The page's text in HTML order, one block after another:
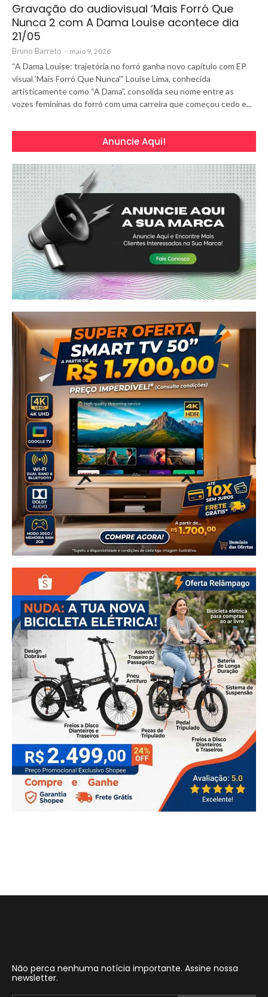
Gravação do audiovisual ‘Mais Forró Que
Nunca 2 com A Dama Louise acontece dia
21/05
Bruno Barreto - maio 9, 2026
“A Dama Louise: trajetória no forró ganha novo capítulo com EP
visual ‘Mais Forró Que Nunca'” Louise Lima, conhecida
artisticamente como “A Dama”, consolida seu nome entre as
vozes femininas do forró com uma carreira que começou cedo e...
Anuncie Aqui!
Não perca nenhuma notícia importante. Assine nossa
newsletter.